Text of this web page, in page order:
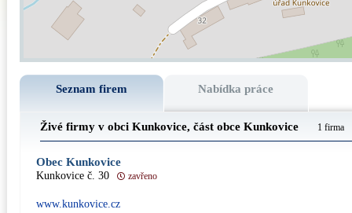
Seznam firem Nabídka práce
Živé firmy v obci Kunkovice, část obce Kunkovice 1 firma
Obec Kunkovice
Kunkovice č. 30 zavřeno
www.kunkovice.cz